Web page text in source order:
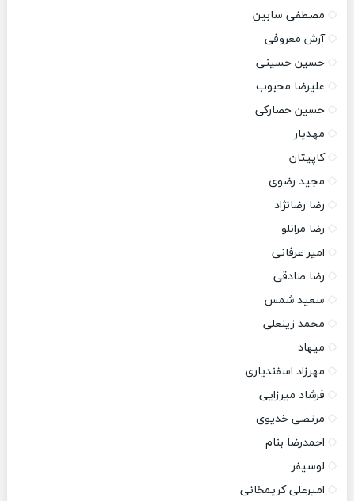
مصطفی سابین
آرش معروفی
حسین حسینی
علیرضا محبوب
حسین حصارکی
مهدیار
کاپیتان
مجید رضوی
رضا رضانژاد
رضا مرانلو
امیر عرفانی
رضا صادقی
سعید شمس
محمد زینعلی
میهاد
مهرزاد اسفندیاری
فرشاد میرزایی
مرتضی خدیوی
احمدرضا بنام
لوسیفر
امیرعلی کریمخانی